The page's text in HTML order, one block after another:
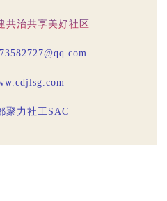
共治共享美好社区
聚力社工SAC